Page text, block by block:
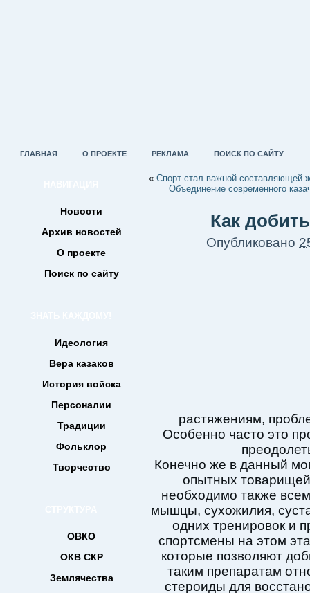
ГЛАВНАЯ О ПРОЕКТЕ РЕКЛАМА ПОИСК ПО САЙТУ
Новости
Архив новостей
О проекте
Поиск по сайту
Идеология
Вера казаков
История войска
Персоналии
Традиции
Фольклор
Творчество
ОВКО
ОКВ СКР
Землячества
« Спорт стал важной составляющей
Объединение современного
Как
Опубликовано
растяжениям,
Особенно часто это
Конечно же в данный
опытных
необходимо также
мышцы, сухожилия,
одних тренировок и
спортсмены на этом
которые позволяют
таким препаратам
стероиды для